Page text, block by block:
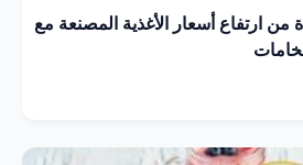
من ارتفاع أسعار الأغذية المصنعة مع